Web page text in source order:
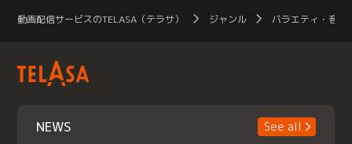
動画配信サービスのTELASA（テラサ） ジャンル バラエティ・音楽
NEWS See all